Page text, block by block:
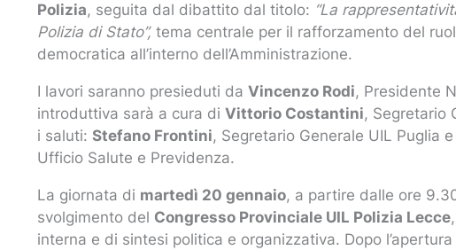
Polizia, seguita dal dibattito dal titolo: “La
Polizia di Stato”, tema centrale per il rafforzamento del
democratica all’interno dell’Amministrazione.
I lavori saranno presieduti da Vincenzo Rodi, Presidente
introduttiva sarà a cura di Vittorio Costantini, Segretario
i saluti: Stefano Frontini, Segretario Generale UIL Puglia e
Ufficio Salute e Previdenza.
La giornata di martedì 20 gennaio, a partire dalle ore
svolgimento del Congresso Provinciale UIL Polizia Lecce
interna e di sintesi politica e organizzativa. Dopo